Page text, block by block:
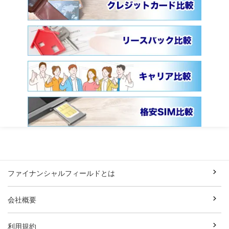
ファイナンシャルフィールドとは
会社概要
利用規約